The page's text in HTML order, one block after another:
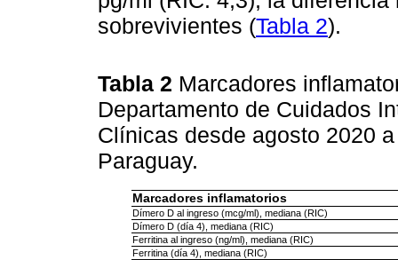
sobrevivientes (Tabla 2).
Tabla 2 Marcadores
Departamento de Cuidados
Clínicas desde agosto 2020
Paraguay.
Marcadores inflamatorios
Dímero D al ingreso (mcg/ml), mediana (RIC)
Dímero D (día 4), mediana (RIC)
Ferritina al ingreso (ng/ml), mediana (RIC)
Ferritina (día 4), mediana (RIC)